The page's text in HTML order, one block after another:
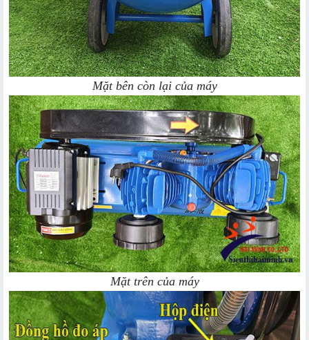
Mặt bên còn lại của máy
Mặt trên của máy